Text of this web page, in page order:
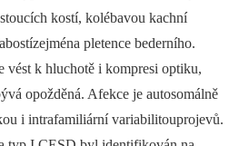
kostí, kolébavou kachní
pletence bederního.
vést k hluchotě i kompresi optiku,
opožděná. Afekce je autosomálně
i intrafamiliární variabilitouprojevů.